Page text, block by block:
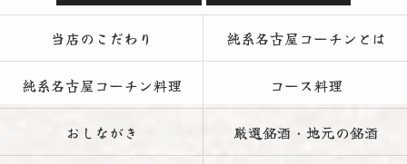
当店のこだわり 純系名古屋コーチンとは
純系名古屋コーチン料理 コース料理
おしながき 厳選銘酒・地元の銘酒